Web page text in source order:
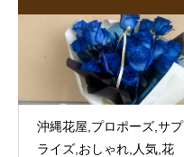
沖縄花屋,プロポーズ,サプ
ライズ,おしゃれ,人気,花